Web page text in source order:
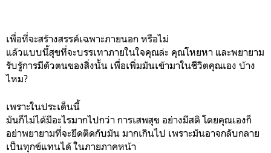
เพื่อที่จะสร้างสรรค์เฉพาะภายนอก หรือไม่
แล้วแบบนี้สุขที่จะบรรเทาภายในใจคุณล่ะ คุณโหยหา และพยายาม
รับรู้การมีตัวตนของสิ่งนั้น เพื่อเพิ่มมันเข้ามาในชีวิตคุณเอง บ้าง
ไหม?
เพราะในประเด็นนี้
มันก็ไม่ได้มีอะไรมากไปกว่า การเสพสุข อย่างมีสติ โดยคุณเองก็
อย่าพยายามที่จะยึดติดกับมัน มากเกินไป เพราะมันอาจกลับกลาย
เป็นทุกข์แทนได้ ในภายภาคหน้า